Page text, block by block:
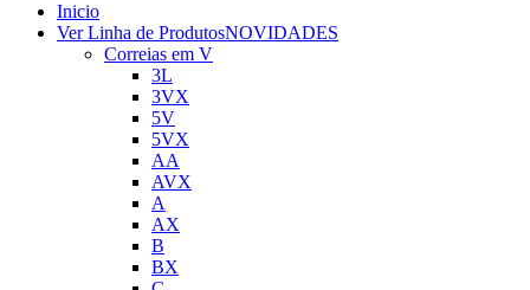
Inicio
Ver Linha de ProdutosNOVIDADES
Correias em V
3L
3VX
5V
5VX
AA
AVX
A
AX
B
BX